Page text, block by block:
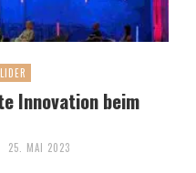
Innovation beim
25. MAI 2023